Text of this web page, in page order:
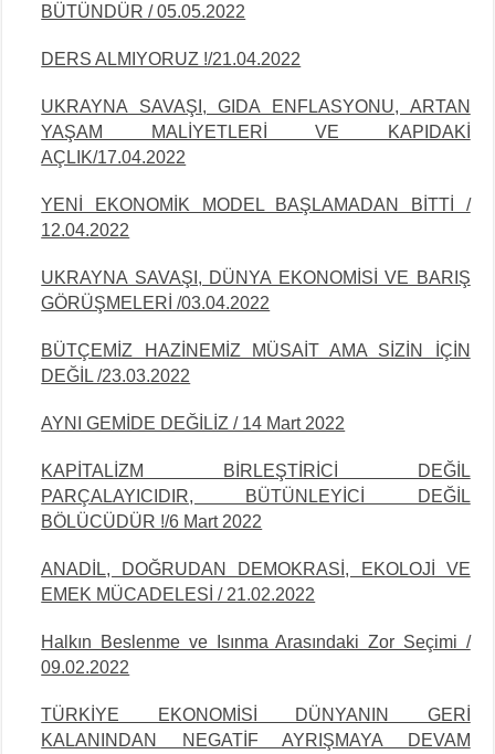
BÜTÜNDÜR / 05.05.2022
DERS ALMIYORUZ !/21.04.2022
UKRAYNA SAVAŞI, GIDA ENFLASYONU, ARTAN
YAŞAM MALİYETLERİ VE KAPIDAKİ
AÇLIK/17.04.2022
YENİ EKONOMİK MODEL BAŞLAMADAN BİTTİ /
12.04.2022
UKRAYNA SAVAŞI, DÜNYA EKONOMİSİ VE BARIŞ
GÖRÜŞMELERİ /03.04.2022
BÜTÇEMİZ HAZİNEMİZ MÜSAİT AMA SİZİN İÇİN
DEĞİL /23.03.2022
AYNI GEMİDE DEĞİLİZ / 14 Mart 2022
KAPİTALİZM BİRLEŞTİRİCİ DEĞİL
PARÇALAYICIDIR, BÜTÜNLEYİCİ DEĞİL
BÖLÜCÜDÜR !/6 Mart 2022
ANADİL, DOĞRUDAN DEMOKRASİ, EKOLOJİ VE
EMEK MÜCADELESİ / 21.02.2022
Halkın Beslenme ve Isınma Arasındaki Zor Seçimi /
09.02.2022
TÜRKİYE EKONOMİSİ DÜNYANIN GERİ
KALANINDAN NEGATİF AYRIŞMAYA DEVAM